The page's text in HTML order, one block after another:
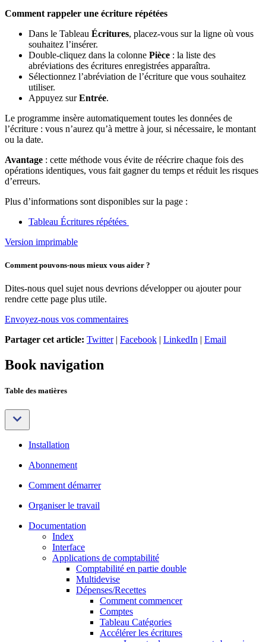
Comment rappeler une écriture répétées
Dans le Tableau Écritures, placez-vous sur la ligne où vous
souhaitez l’insérer.
Double-cliquez dans la colonne Pièce : la liste des
abréviations des écritures enregistrées apparaîtra.
Sélectionnez l’abréviation de l’écriture que vous souhaitez
utiliser.
Appuyez surEntrée.
Le programme insère automatiquement toutes les données de
l’écriture : vous n’aurez qu’à mettre à jour, si nécessaire, le montant
ou la date.
Avantage : cette méthode vous évite de réécrire chaque fois des
opérations identiques, vous fait gagner du temps et réduit les risques
d’erreurs.
Plus d’informations sont disponibles sur la page :
Tableau Écritures répétées
Version imprimable
Comment pouvons-nous mieux vous aider ?
Dites-nous quel sujet nous devrions développer ou ajouter pour
rendre cette page plus utile.
Envoyez-nous vos commentaires
Partager cet article: Twitter| Facebook | LinkedIn | Email
Book navigation
Table des matières
Installation
Abonnement
Comment démarrer
Organiser le travail
Documentation
Index
Interface
Applications de comptabilité
Comptabilité en partie double
Multidevise
Dépenses/Recettes
Comment commencer
Comptes
Tableau Catégories
Accélérer les écritures